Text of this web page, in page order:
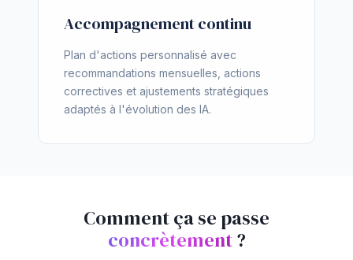
Accompagnement continu
Plan d'actions personnalisé avec
recommandations mensuelles, actions
correctives et ajustements stratégiques
adaptés à l'évolution des IA.
Comment ça se passe
concrètement?